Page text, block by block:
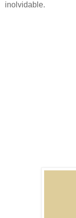
inolvidable.